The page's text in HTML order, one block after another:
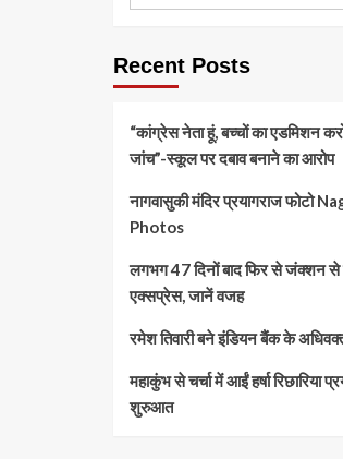
Recent Posts
“कांग्रेस नेता हूं, बच्चों का एडमिशन
जांच”-स्कूल पर दबाव बनाने का आरोप
नागवासुकी मंदिर प्रयागराज फोटो
Photos
लगभग 47 दिनों बाद फिर से जंक्शन से
एक्सप्रेस, जानें वजह
रमेश तिवारी बने इंडियन बैंक के
महाकुंभ से चर्चा में आईं हर्षा रिछारिया
शुरुआत